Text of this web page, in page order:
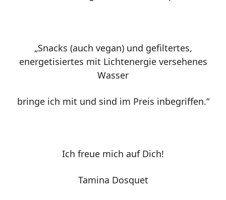
„Snacks (auch vegan) und gefiltertes,
energetisiertes mit Lichtenergie versehenes
Wasser
bringe ich mit und sind im Preis inbegriffen.“
Ich freue mich auf Dich!
Tamina Dosquet